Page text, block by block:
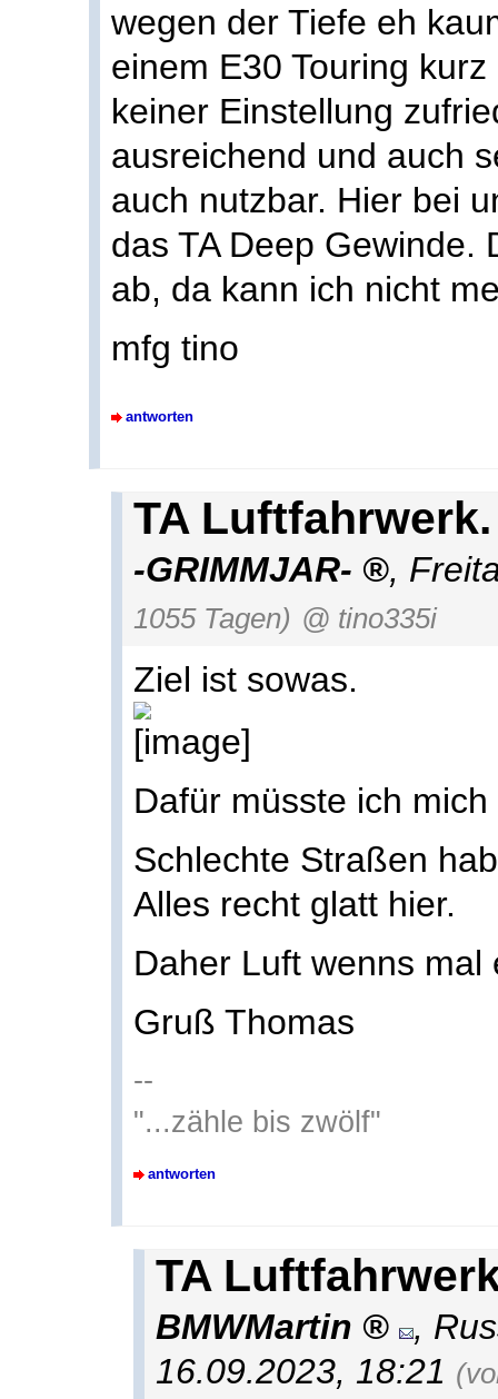
wegen der Tiefe eh
einem E30 Touring
keiner Einstellung
ausreichend und auch
auch nutzbar. Hier bei
das TA Deep Gewinde.
ab, da kann ich nicht
mfg tino
antworten
TA
-GRIMMJAR- ,
1055 Tagen) @ tino335i
Ziel ist sowas.
Dafür müsste ich
Schlechte Straßen
Alles recht glatt hier.
Daher Luft wenns
Gruß Thomas
--
"...zähle bis zwölf"
antworten
TA
BMWMartin ,
16.09.2023, 18:21